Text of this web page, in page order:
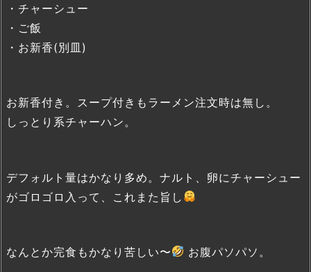
・チャーシュー
・ご飯
・お新香(別皿)
お新香付き。スープ付きもラーメン注文時は無し。
しっとり系チャーハン。
デフォルト量はかなり多め。ナルト、卵にチャーシュー
がゴロゴロ入って、これまた旨し
なんとか完食もかなり苦しい〜 お腹パソパソ。